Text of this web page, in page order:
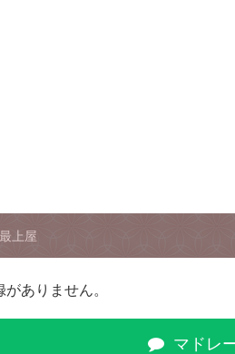
最上屋
ありません。
マドレ